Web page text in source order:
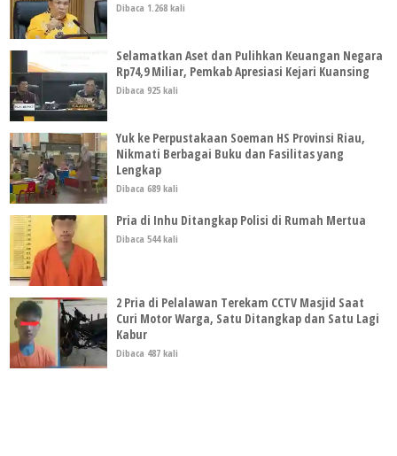
Dibaca 1.268 kali
Selamatkan Aset dan Pulihkan Keuangan Negara
Rp74,9 Miliar, Pemkab Apresiasi Kejari Kuansing
Dibaca 925 kali
Yuk ke Perpustakaan Soeman HS Provinsi Riau,
Nikmati Berbagai Buku dan Fasilitas yang
Lengkap
Dibaca 689 kali
Pria di Inhu Ditangkap Polisi di Rumah Mertua
Dibaca 544 kali
2 Pria di Pelalawan Terekam CCTV Masjid Saat
Curi Motor Warga, Satu Ditangkap dan Satu Lagi
Kabur
Dibaca 487 kali